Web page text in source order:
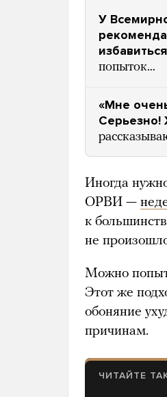
У
попыток…
«Мне
Серьезно!
Иногда
ОРВИ —
к
не
Можно
Этот же
обоняние
причинам.
ЧИТАЙТЕ